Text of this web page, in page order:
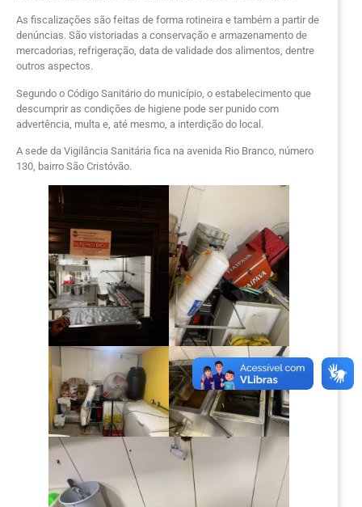
As fiscalizações são feitas de forma rotineira e também a partir de
denúncias. São vistoriadas a conservação e armazenamento de
mercadorias, refrigeração, data de validade dos alimentos, dentre
outros aspectos.
Segundo o Código Sanitário do município, o estabelecimento que
descumprir as condições de higiene pode ser punido com
advertência, multa e, até mesmo, a interdição do local.
A sede da Vigilância Sanitária fica na avenida Rio Branco, número
130, bairro São Cristóvão.